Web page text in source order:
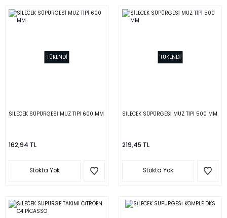
TÜKENDİ
SİLECEK SÜPÜRGESİ MUZ TİPİ 600 MM
162,94 TL
Stokta Yok
TÜKENDİ
SİLECEK SÜPÜRGESİ MUZ TİPİ 500 MM
219,45 TL
Stokta Yok